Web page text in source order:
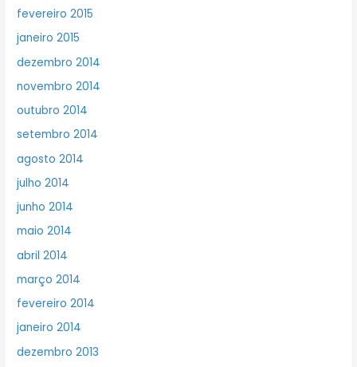
fevereiro 2015
janeiro 2015
dezembro 2014
novembro 2014
outubro 2014
setembro 2014
agosto 2014
julho 2014
junho 2014
maio 2014
abril 2014
março 2014
fevereiro 2014
janeiro 2014
dezembro 2013